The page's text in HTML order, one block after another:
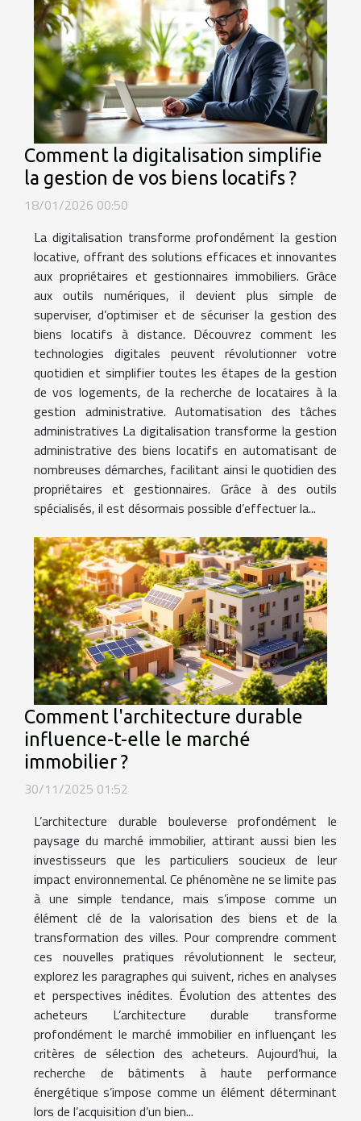
Comment la digitalisation simplifie
la gestion de vos biens locatifs ?
18/01/2026 00:50
La digitalisation transforme profondément la gestion
locative, offrant des solutions efficaces et innovantes
aux propriétaires et gestionnaires immobiliers. Grâce
aux outils numériques, il devient plus simple de
superviser, d’optimiser et de sécuriser la gestion des
biens locatifs à distance. Découvrez comment les
technologies digitales peuvent révolutionner votre
quotidien et simplifier toutes les étapes de la gestion
de vos logements, de la recherche de locataires à la
gestion administrative. Automatisation des tâches
administratives La digitalisation transforme la gestion
administrative des biens locatifs en automatisant de
nombreuses démarches, facilitant ainsi le quotidien des
propriétaires et gestionnaires. Grâce à des outils
spécialisés, il est désormais possible d’effectuer la...
Comment l'architecture durable
influence-t-elle le marché
immobilier ?
30/11/2025 01:52
L’architecture durable bouleverse profondément le
paysage du marché immobilier, attirant aussi bien les
investisseurs que les particuliers soucieux de leur
impact environnemental. Ce phénomène ne se limite pas
à une simple tendance, mais s’impose comme un
élément clé de la valorisation des biens et de la
transformation des villes. Pour comprendre comment
ces nouvelles pratiques révolutionnent le secteur,
explorez les paragraphes qui suivent, riches en analyses
et perspectives inédites. Évolution des attentes des
acheteurs L’architecture durable transforme
profondément le marché immobilier en influençant les
critères de sélection des acheteurs. Aujourd’hui, la
recherche de bâtiments à haute performance
énergétique s’impose comme un élément déterminant
lors de l’acquisition d’un bien...